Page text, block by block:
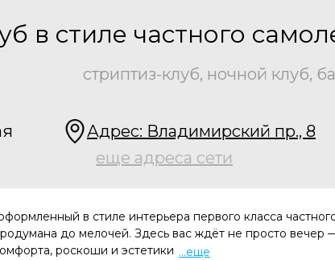
еще адреса сети
Адрес: Владимирский пр., 8
стриптиз-клуб, ночной клуб,
в стиле частного
в стиле интерьера первого класса
до мелочей. Здесь вас ждёт не просто вечер
роскоши и эстетики ...еще